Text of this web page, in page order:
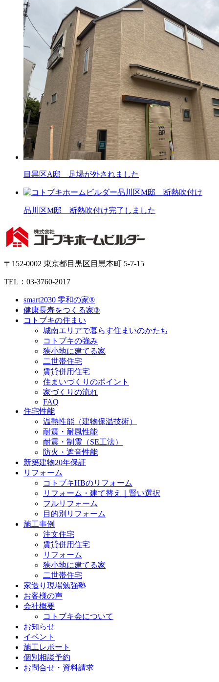
目黒区A邸 足場が外されました
品川区M邸 断熱吹付け完了しました
〒152-0002 東京都目黒区目黒本町 5-7-15
TEL：03-3760-2017
smart2030 零和の家®
健康長寿をつくる家®
コトブキの住まい
城南エリアで暮らす住まいのかたち
コトブキの強み
狭小地に建てる家
二世帯住宅
賃貸併用住宅
住まいづくりのポイント
家づくりの流れ
FAQ
住宅性能
温熱性能（建物保温技術）
耐震・耐風性能
耐震・制震（SE工法）
防火・遮音性能
新築建物20年保証
リフォーム
コトブキHBのリフォーム
リフォーム・建て替え｜賢い選択
フルリフォーム
目的別リフォーム
施工事例
注文住宅
賃貸併用住宅
リフォーム
狭小地に建てる家
二世帯住宅
家造り現場勉強塾
お客様の声
会社概要
コトブキ会について
お知らせ
イベント
施工レポート
個別相談予約
お問合せ・資料請求